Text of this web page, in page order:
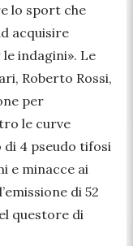
lo sport che
acquisire
indagini». Le
Roberto Rossi,
per
le curve
4 pseudo tifosi
e minacce ai
di 52
questore di